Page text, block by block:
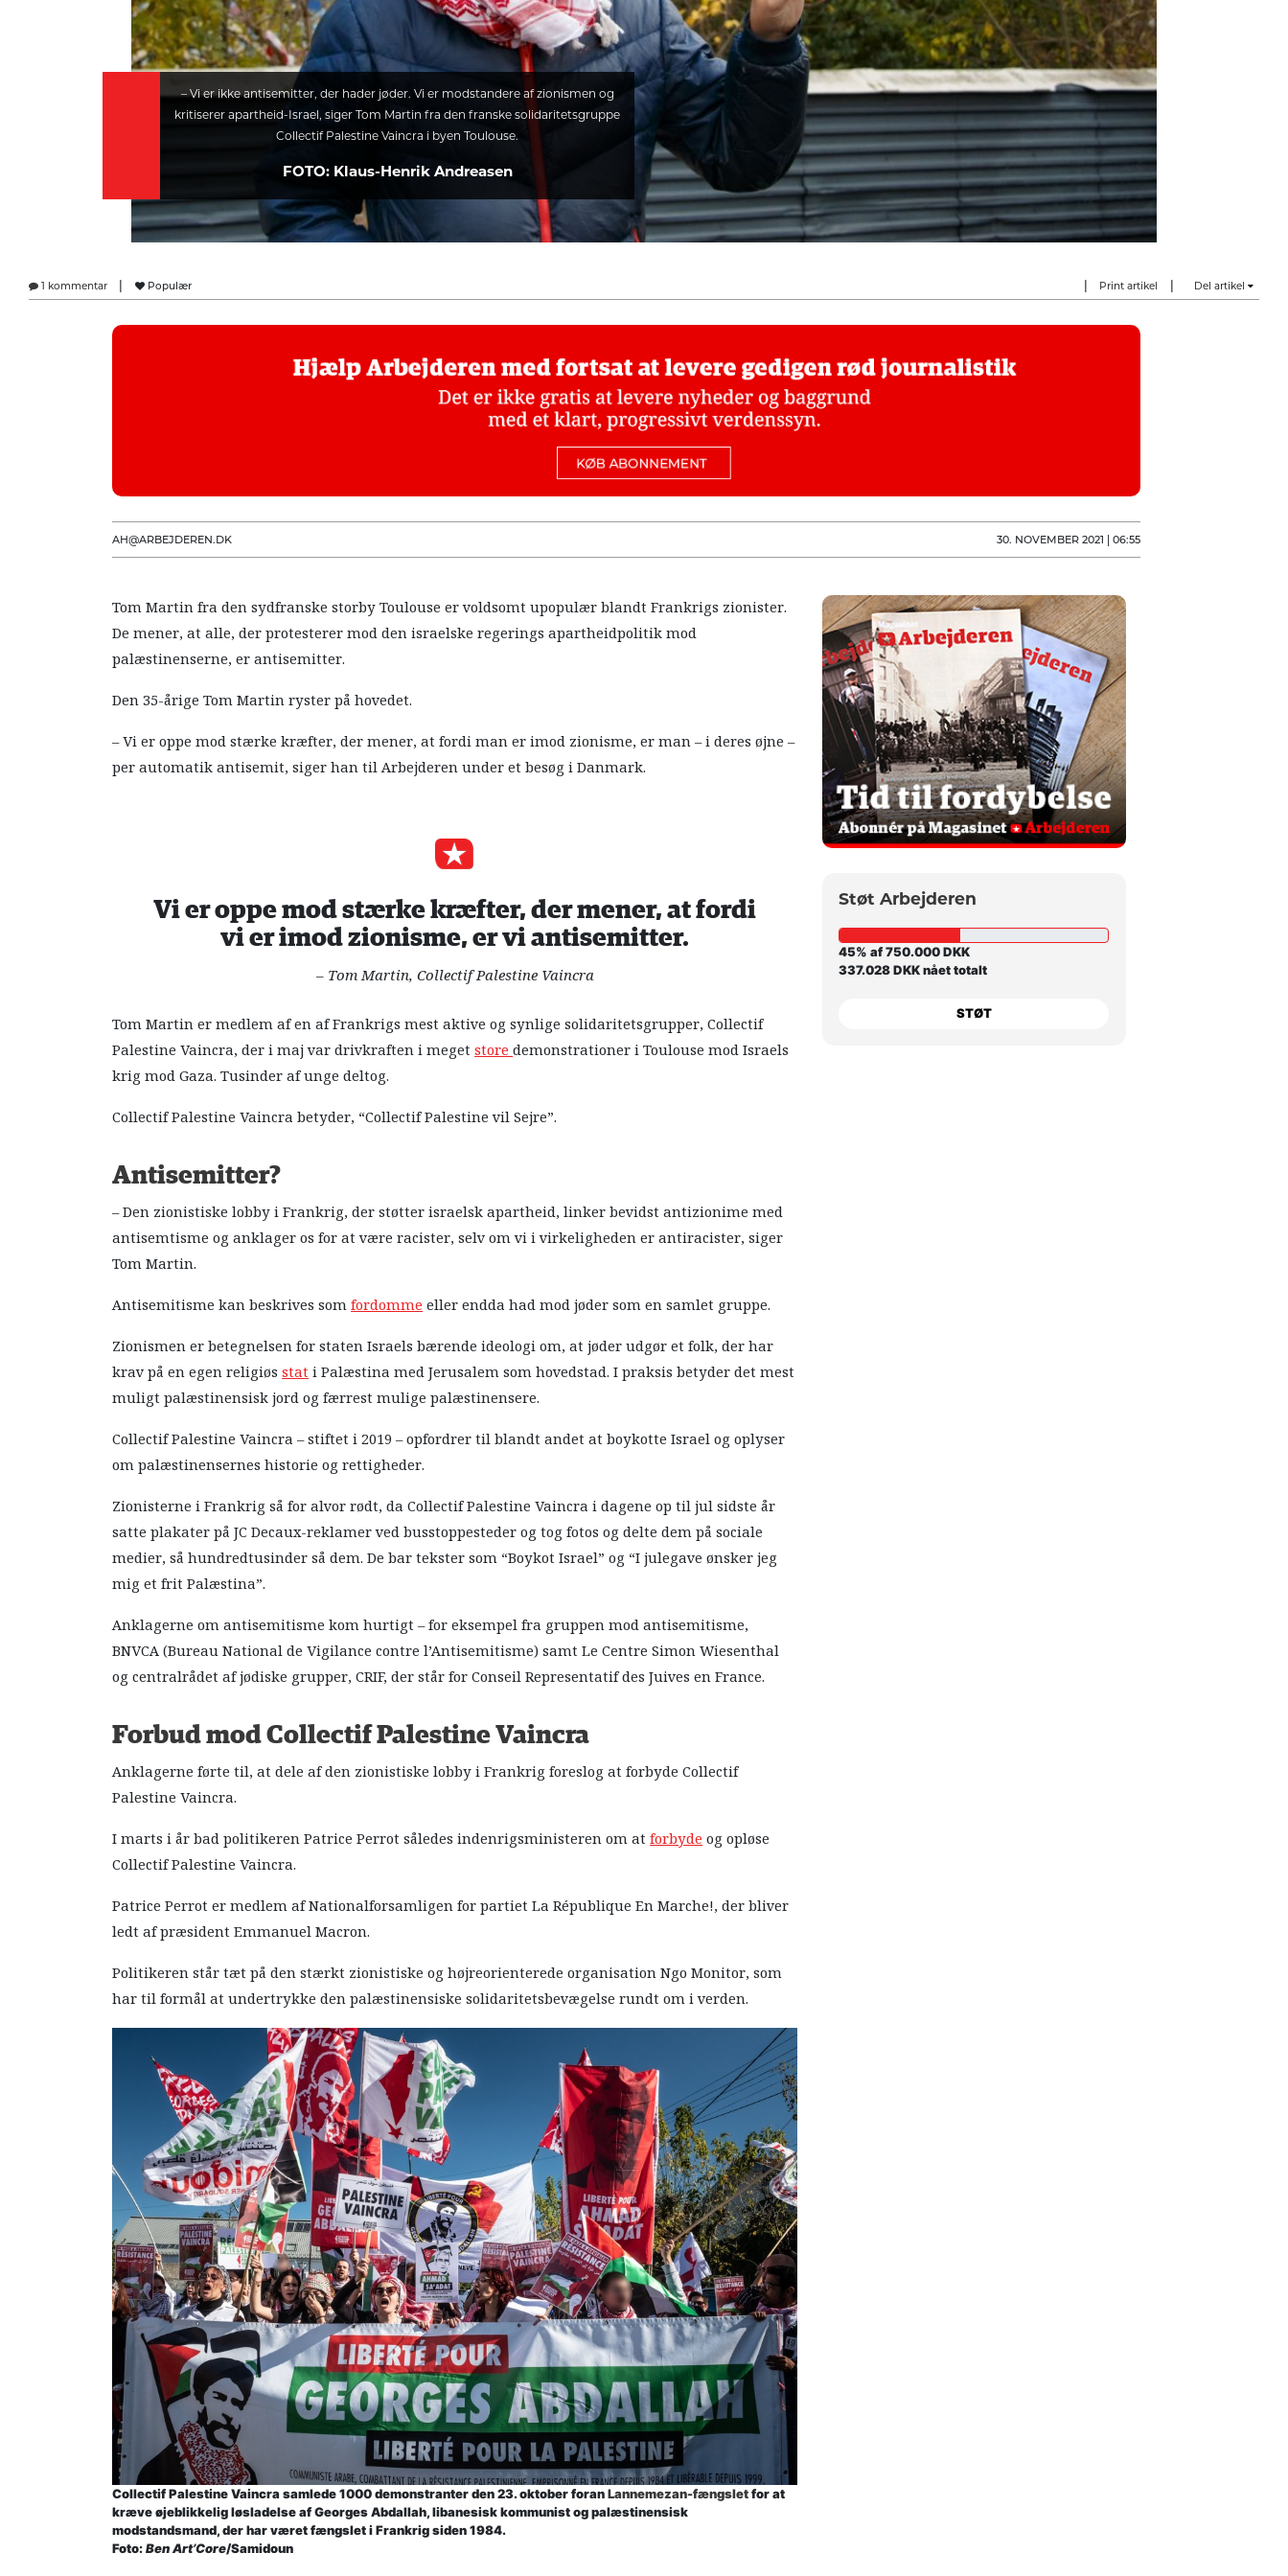
– Vi er ikke antisemitter, der hader jøder. Vi er modstandere af zionismen og
kritiserer apartheid-Israel, siger Tom Martin fra den franske solidaritetsgruppe
Collectif Palestine Vaincra i byen Toulouse.
FOTO: Klaus-Henrik Andreasen
1 kommentar Populær Print artikel Del artikel
AH@ARBEJDEREN.DK 30. NOVEMBER 2021 | 06:55
Tom Martin fra den sydfranske storby Toulouse er voldsomt upopulær blandt Frankrigs zionister.
De mener, at alle, der protesterer mod den israelske regerings apartheidpolitik mod
palæstinenserne, er antisemitter.
Den 35-årige Tom Martin ryster på hovedet.
– Vi er oppe mod stærke kræfter, der mener, at fordi man er imod zionisme, er man – i deres øjne –
per automatik antisemit, siger han til Arbejderen under et besøg i Danmark.
Vi er oppe mod stærke kræfter, der mener, at fordi
vi er imod zionisme, er vi antisemitter.
– Tom Martin, Collectif Palestine Vaincra
Tom Martin er medlem af en af Frankrigs mest aktive og synlige solidaritetsgrupper, Collectif
Palestine Vaincra, der i maj var drivkraften i megetstoredemonstrationer i Toulouse mod Israels
krig mod Gaza. Tusinder af unge deltog.
Collectif Palestine Vaincra betyder, “Collectif Palestine vil Sejre”.
Antisemitter?
– Den zionistiske lobby i Frankrig, der støtter israelsk apartheid, linker bevidst antizionime med
antisemtisme og anklager os for at være racister, selv om vi i virkeligheden er antiracister, siger
Tom Martin.
Antisemitisme kan beskrives somfordomme eller endda had mod jøder som en samlet gruppe.
Zionismen er betegnelsen for staten Israels bærende ideologi om, at jøder udgør et folk, der har
krav på en egen religiøsstati Palæstina med Jerusalem som hovedstad. I praksis betyder det mest
muligt palæstinensisk jord og færrest mulige palæstinensere.
Collectif Palestine Vaincra – stiftet i 2019 – opfordrer til blandt andet at boykotte Israel og oplyser
om palæstinensernes historie og rettigheder.
Zionisterne i Frankrig så for alvor rødt, da Collectif Palestine Vaincra i dagene op til jul sidste år
satte plakater på JC Decaux-reklamer ved busstoppesteder og tog fotos og delte dem på sociale
medier, så hundredtusinder så dem. De bar tekster som “Boykot Israel” og “I julegave ønsker jeg
mig et frit Palæstina”.
Anklagerne om antisemitisme kom hurtigt – for eksempel fra gruppen mod antisemitisme,
BNVCA (Bureau National de Vigilance contre l’Antisemitisme) samt Le Centre Simon Wiesenthal
og centralrådet af jødiske grupper, CRIF, der står for Conseil Representatif des Juives en France.
Forbud mod Collectif Palestine Vaincra
Anklagerne førte til, at dele af den zionistiske lobby i Frankrig foreslog at forbyde Collectif
Palestine Vaincra.
I marts i år bad politikeren Patrice Perrot således indenrigsministeren om atforbyde og opløse
Collectif Palestine Vaincra.
Patrice Perrot er medlem af Nationalforsamligen for partiet La République En Marche!, der bliver
ledt af præsident Emmanuel Macron.
Politikeren står tæt på den stærkt zionistiske og højreorienterede organisation Ngo Monitor, som
har til formål at undertrykke den palæstinensiske solidaritetsbevægelse rundt om i verden.
Collectif Palestine Vaincra samlede 1000 demonstranter den 23. oktober foranLannemezan-fængsletfor at
kræve øjeblikkelig løsladelse af Georges Abdallah, libanesisk kommunist og palæstinensisk
modstandsmand, der har været fængslet i Frankrig siden 1984.
Foto:Ben Art’Core/Samidoun
Støt Arbejderen
45% af 750.000 DKK
337.028 DKK nået totalt
STØT